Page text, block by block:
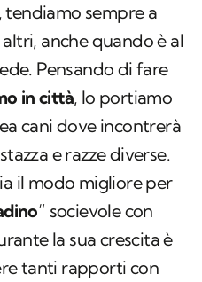
sempre a
anche quando è al
Pensando di fare
in città, lo portiamo
cani dove incontrerà
e razze diverse.
il modo migliore per
” socievole con
la sua crescita è
tanti rapporti con